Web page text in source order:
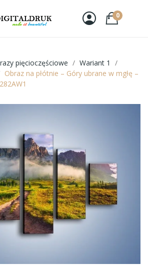
0
pięcioczęściowe
Wariant 1
Obraz na płótnie – Góry ubrane w mgłę –